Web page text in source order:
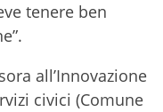
tenere ben
all’Innovazione
civici (Comune